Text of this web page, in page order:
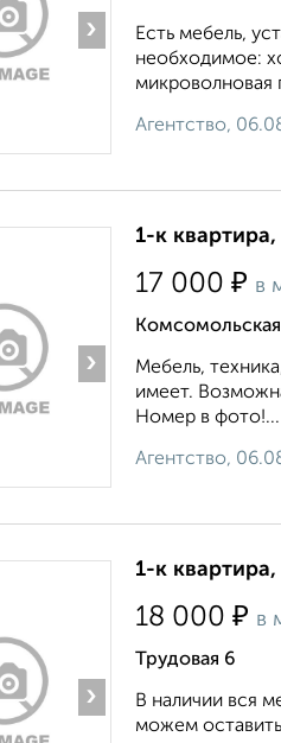
›
Есть мебель,
необходимое:
микроволновая
Агентство,
›
1-к
17 000 ₽ в
Мебель,
имеет.
Номер в фото!...
Агентство,
›
1-к
18 000 ₽ в
Трудовая 6
В наличии вся
можем